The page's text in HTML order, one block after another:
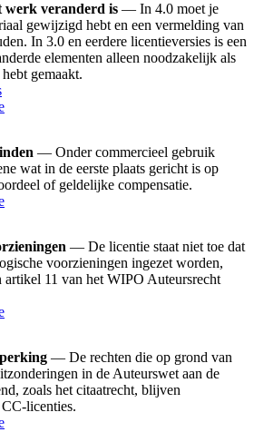
werk veranderd is — In 4.0 moet je
gewijzigd hebt en een vermelding van
In 3.0 en eerdere licentieversies is een
elementen alleen noodzakelijk als
gemaakt.
— Onder commercieel gebruik
wat in de eerste plaats gericht is op
of geldelijke compensatie.
— De licentie staat niet toe dat
voorzieningen ingezet worden,
artikel 11 van het WIPO Auteursrecht
— De rechten die op grond van
in de Auteurswet aan de
zoals het citaatrecht, blijven
licenties.